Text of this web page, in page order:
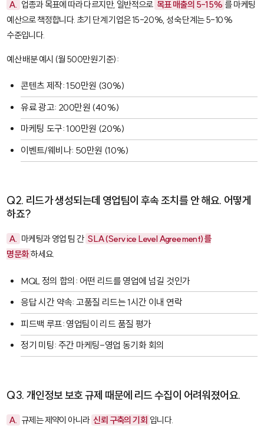
A. 업종과 목표에 따라 다르지만, 일반적으로 목표 매출의 5-15% 를 마케팅
예산으로 책정합니다. 초기 단계 기업은 15-20%, 성숙 단계는 5-10%
수준입니다.
예산 배분 예시 (월 500만원 기준):
콘텐츠 제작: 150만원 (30%)
유료 광고: 200만원 (40%)
마케팅 도구: 100만원 (20%)
이벤트/웨비나: 50만원 (10%)
Q2. 리드가 생성되는데 영업팀이 후속 조치를 안 해요. 어떻게
하죠?
A. 마케팅과 영업 팀 간 SLA(Service Level Agreement)를
명문화하세요.
MQL 정의 합의: 어떤 리드를 영업에 넘길 것인가
응답 시간 약속: 고품질 리드는 1시간 이내 연락
피드백 루프: 영업팀이 리드 품질 평가
정기 미팅: 주간 마케팅-영업 동기화 회의
Q3. 개인정보 보호 규제 때문에 리드 수집이 어려워졌어요.
A. 규제는 제약이 아니라 신뢰 구축의 기회 입니다.